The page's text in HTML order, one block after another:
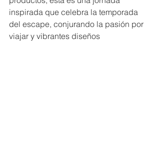
inspirada que celebra la temporada
del escape, conjurando la pasión por
viajar y vibrantes diseños